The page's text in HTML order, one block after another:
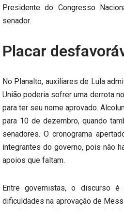
Presidente do Congresso
senador.
Placar
No Planalto, auxiliares de Lula
União poderia sofrer uma derrota
para ter seu nome aprovado.
para 10 de dezembro, quando
senadores. O cronograma
integrantes do governo, pois não
apoios que faltam.
Entre governistas, o discurso
dificuldades na aprovação de